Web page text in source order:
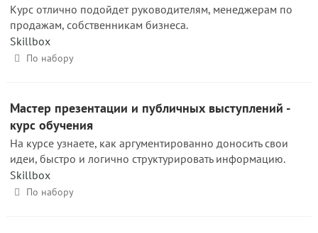
Курс отлично подойдет руководителям, менеджерам по
продажам, собственникам бизнеса.
Skillbox
По набору
Мастер презентации и публичных выступлений -
курс обучения
На курсе узнаете, как аргументированно доносить свои
идеи, быстро и логично структурировать информацию.
Skillbox
По набору